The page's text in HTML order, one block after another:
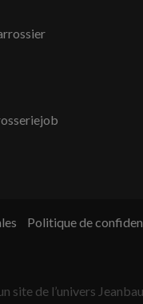
site de l’univers
Politique de